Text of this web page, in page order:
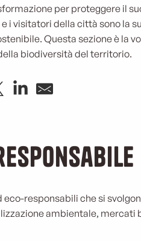
per proteggere il
i visitatori della città sono la
Questa sezione è la
biodiversità del territorio.
responsabili che si
ambientale, mercati